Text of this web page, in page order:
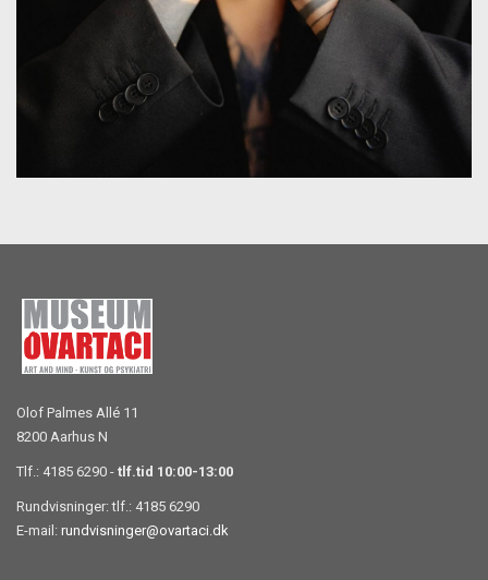
Olof Palmes Allé 11
8200 Aarhus N
Tlf.: 4185 6290 - tlf.tid 10:00-13:00
Rundvisninger: tlf.: 4185 6290
E-mail: rundvisninger@ovartaci.dk